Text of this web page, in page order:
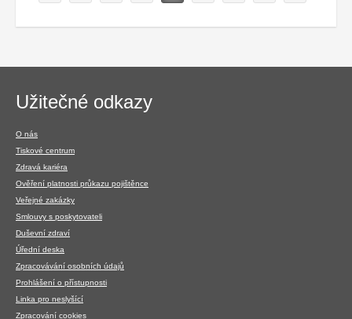
Navigace
v
patičce
Užitečné odkazy
O nás
Tiskové centrum
Zdravá kariéra
Ověření platnosti průkazu pojištěnce
Veřejné zakázky
Smlouvy s poskytovateli
Duševní zdraví
Úřední deska
Zpracovávání osobních údajů
Prohlášení o přístupnosti
Linka pro neslyšící
Zpracování cookies